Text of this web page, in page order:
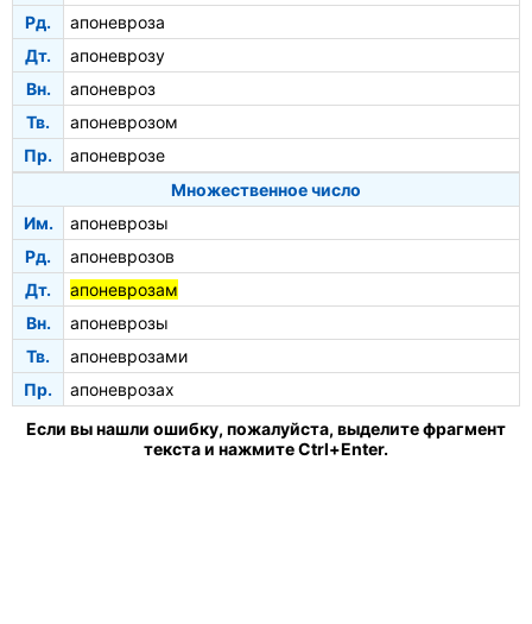
Рд.
апоневроза
Дт.
апоневрозу
Вн.
апоневроз
Тв.
апоневрозом
Пр.
апоневрозе
Множественное число
Им.
апоневрозы
Рд.
апоневрозов
Дт.
апоневрозам
Вн.
апоневрозы
Тв.
апоневрозами
Пр.
апоневрозах
Если вы нашли ошибку, пожалуйста, выделите фрагмент
текста и нажмите Ctrl+Enter.